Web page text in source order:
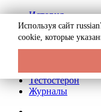
История
Биография
Криминал
Реклама на сайте
Тестостерон
Журналы
Используя сайт
cookie, которые